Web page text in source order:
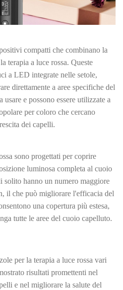
compatti che combinano la
terapia a luce rossa. Queste
a LED integrate nelle setole,
direttamente a aree specifiche del
e possono essere utilizzate a
per coloro che cercano
dei capelli.
sono progettati per coprire
luminosa completa al cuoio
solito hanno un numero maggiore
il che può migliorare l'efficacia del
una copertura più estesa,
tutte le aree del cuoio capelluto.
per la terapia a luce rossa vari
risultati promettenti nel
e nel migliorare la salute del